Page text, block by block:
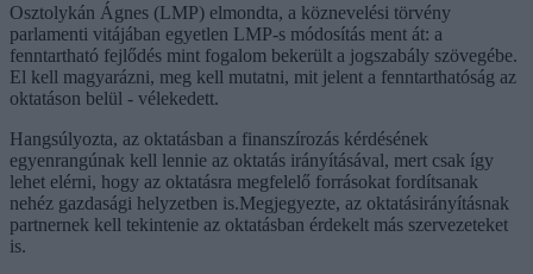
Osztolykán Ágnes (LMP) elmondta, a köznevelési törvény
parlamenti vitájában egyetlen LMP-s módosítás ment át: a
fenntartható fejlődés mint fogalom bekerült a jogszabály szövegébe.
El kell magyarázni, meg kell mutatni, mit jelent a fenntarthatóság az
oktatáson belül - vélekedett.
Hangsúlyozta, az oktatásban a finanszírozás kérdésének
egyenrangúnak kell lennie az oktatás irányításával, mert csak így
lehet elérni, hogy az oktatásra megfelelő forrásokat fordítsanak
nehéz gazdasági helyzetben is.Megjegyezte, az oktatásirányításnak
partnernek kell tekintenie az oktatásban érdekelt más szervezeteket
is.